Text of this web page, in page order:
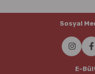
Sosyal
E-